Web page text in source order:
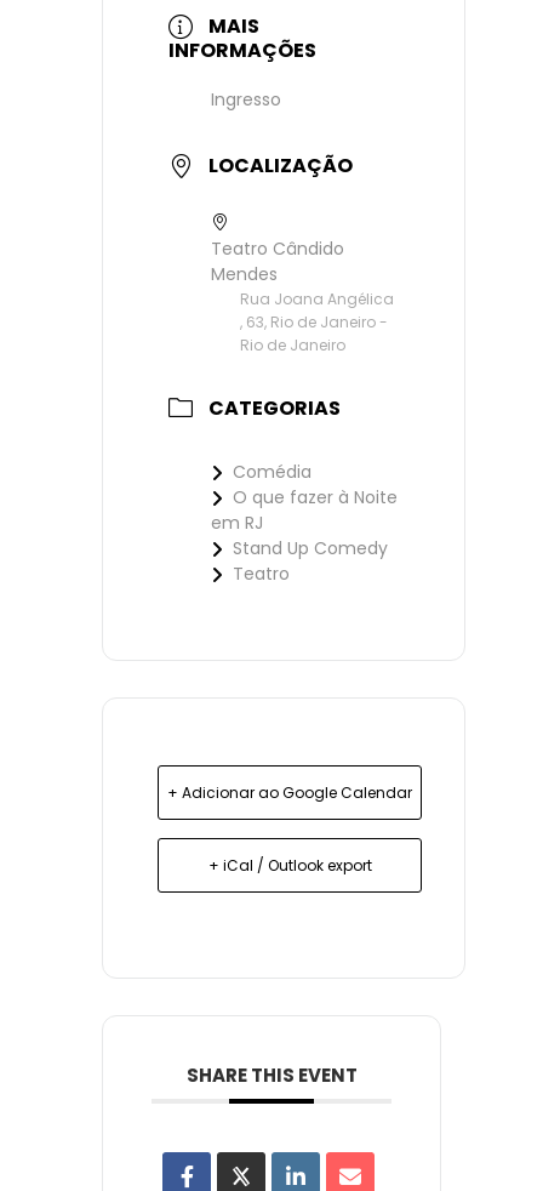
MAIS
INFORMAÇÕES
Ingresso
LOCALIZAÇÃO
Teatro Cândido
Mendes
Rua Joana Angélica
, 63, Rio de Janeiro -
Rio de Janeiro
CATEGORIAS
Comédia
O que fazer à Noite
em RJ
Stand Up Comedy
Teatro
+ Adicionar ao Google Calendar
+ iCal / Outlook export
SHARE THIS EVENT